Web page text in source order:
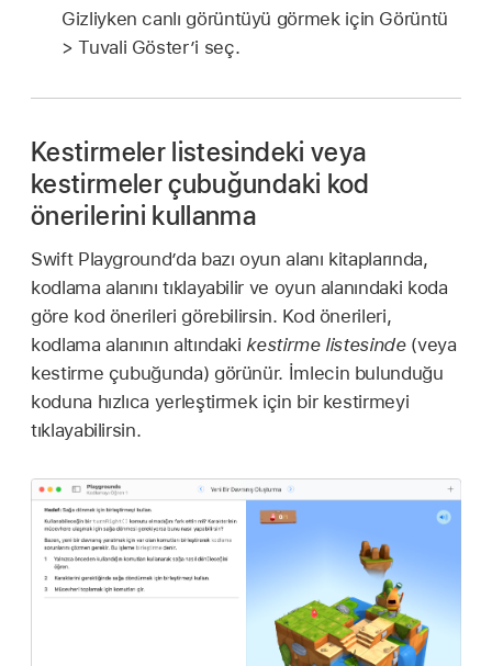
Gizliyken canlı görüntüyü görmek için Görüntü
> Tuvali Göster’i seç.
Kestirmeler listesindeki veya
kestirmeler çubuğundaki kod
önerilerini kullanma
Swift Playground’da bazı oyun alanı kitaplarında,
kodlama alanını tıklayabilir ve oyun alanındaki koda
göre kod önerileri görebilirsin. Kod önerileri,
kodlama alanının altındaki kestirme listesinde(veya
kestirme çubuğunda) görünür. İmlecin bulunduğu
koduna hızlıca yerleştirmek için bir kestirmeyi
tıklayabilirsin.